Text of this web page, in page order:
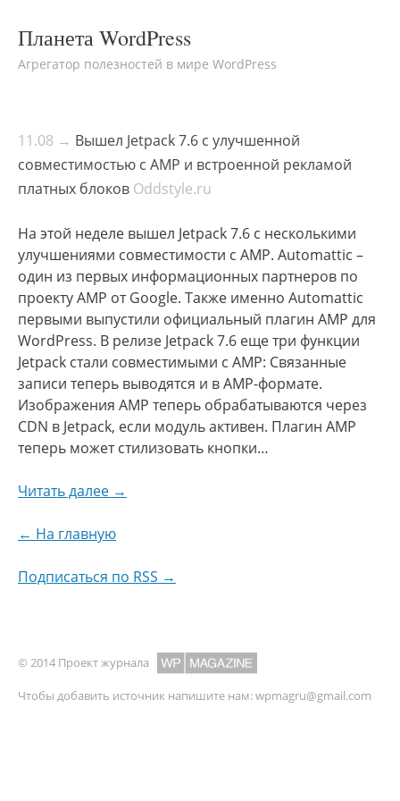
Планета WordPress
Агрегатор полезностей в мире WordPress
11.08 → Вышел Jetpack 7.6 с улучшенной
совместимостью с AMP и встроенной рекламой
платных блоков Oddstyle.ru
На этой неделе вышел Jetpack 7.6 с несколькими
улучшениями совместимости с AMP. Automattic –
один из первых информационных партнеров по
проекту AMP от Google. Также именно Automattic
первыми выпустили официальный плагин AMP для
WordPress. В релизе Jetpack 7.6 еще три функции
Jetpack стали совместимыми с AMP: Связанные
записи теперь выводятся и в AMP-формате.
Изображения AMP теперь обрабатываются через
CDN в Jetpack, если модуль активен. Плагин AMP
теперь может стилизовать кнопки…
Читать далее →
← На главную
Подписаться по RSS →
© 2014 Проект журнала
Чтобы добавить источник напишите нам:wpmagru@gmail.com